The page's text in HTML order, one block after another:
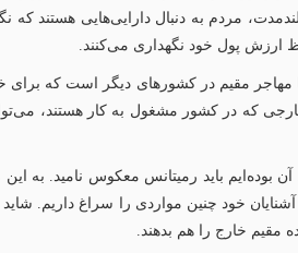
مردم به دنبال دارایی‌هایی هستند که
ارزش پول خود نگهداری می‌کنند.
مهاجر مقیم در کشورهای دیگر است که
که در کشور مشغول به کار هستند،
باید رمیتانس معکوس نامید. به
آشنایان خود چنین مواردی را سراغ داریم.
مقیم خارج را هم بدهند.